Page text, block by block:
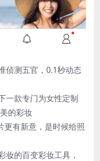
侦测五官，0.1秒动态
一款专门为女性定制
的彩妆
有新意，是时候给照
妆的百变彩妆工具，